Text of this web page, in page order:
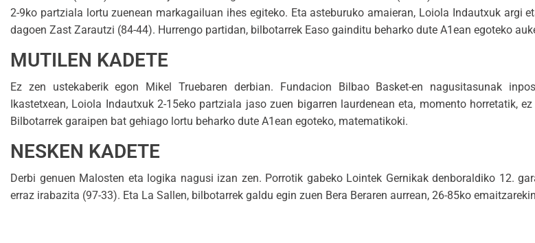
2-9ko partziala lortu zuenean markagailuan ihes egiteko. Eta asteburuko amaieran, Loiola Indautxuk argi
dagoen Zast Zarautzi (84-44). Hurrengo partidan, bilbotarrek Easo gainditu beharko dute A1ean egoteko
MUTILEN KADETE
Ez zen ustekaberik egon Mikel Truebaren derbian. Fundacion Bilbao Basket-en nagusitasunak
Ikastetxean, Loiola Indautxuk 2-15eko partziala jaso zuen bigarren laurdenean eta, momento horretatik,
Bilbotarrek garaipen bat gehiago lortu beharko dute A1ean egoteko, matematikoki.
NESKEN KADETE
Derbi genuen Malosten eta logika nagusi izan zen. Porrotik gabeko Lointek Gernikak denboraldiko 12.
erraz irabazita (97-33). Eta La Sallen, bilbotarrek galdu egin zuen Bera Beraren aurrean, 26-85ko